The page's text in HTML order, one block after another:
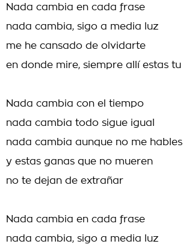
Nada cambia en cada frase
nada cambia, sigo a media luz
me he cansado de olvidarte
en donde mire, siempre allí estas tu
Nada cambia con el tiempo
nada cambia todo sigue igual
nada cambia aunque no me hables
y estas ganas que no mueren
no te dejan de extrañar
Nada cambia en cada frase
nada cambia, sigo a media luz